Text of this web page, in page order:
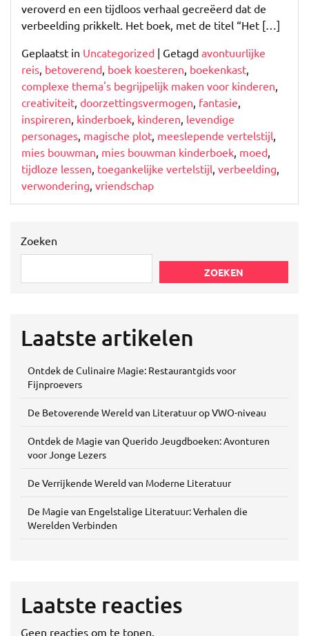
veroverd en een tijdloos verhaal gecreëerd dat de
verbeelding prikkelt. Het boek, met de titel “Het […]
Geplaatst in Uncategorized | Getagd avontuurlijke
reis, betoverend, boek koesteren, boekenkast,
complexe thema's begrijpelijk maken voor kinderen,
creativiteit, doorzettingsvermogen, fantasie,
inspireren, kinderboek, kinderen, levendige
personages, magische plot, meeslepende vertelstijl,
mies bouwman, mies bouwman kinderboek, moed,
tijdloze lessen, toegankelijke vertelstijl, verbeelding,
verwondering, vriendschap
Zoeken
ZOEKEN
Laatste artikelen
Ontdek de Culinaire Magie: Restaurantgids voor
Fijnproevers
De Betoverende Wereld van Literatuur op VWO-niveau
Ontdek de Magie van Querido Jeugdboeken: Avonturen
voor Jonge Lezers
De Verrijkende Wereld van Moderne Literatuur
De Magie van Engelstalige Literatuur: Verhalen die
Werelden Verbinden
Laatste reacties
Geen reacties om te tonen.